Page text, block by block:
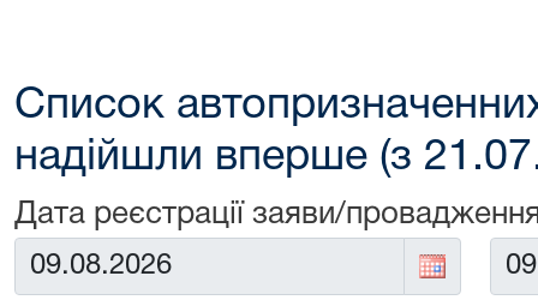
Список
надійшли вперше (з
Дата реєстрації заяви/
Від: До: